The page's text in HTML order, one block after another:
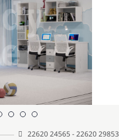
22620 24565-22620 29853